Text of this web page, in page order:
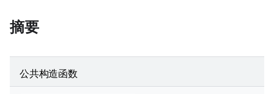
摘要
公共构造函数